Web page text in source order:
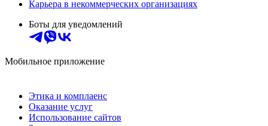
Карьера в некоммерческих организациях
Боты для уведомлений
Мобильное приложение
Этика и комплаенс
Оказание услуг
Использование сайтов